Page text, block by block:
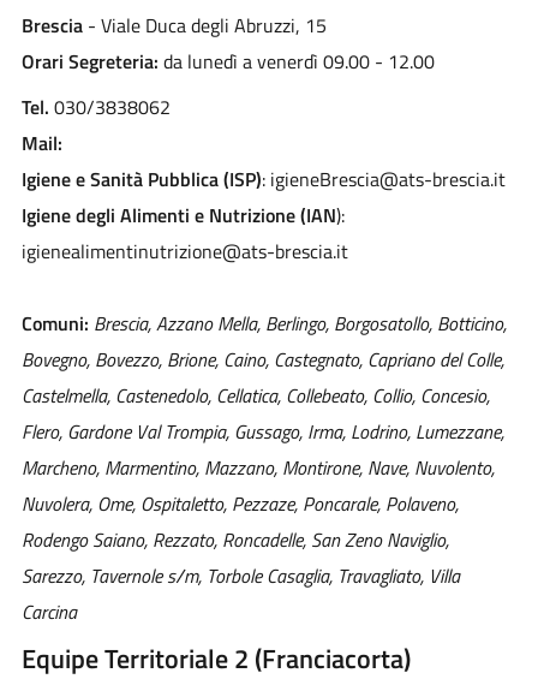
Brescia- Viale Duca degli Abruzzi, 15
Orari Segreteria: da lunedì a venerdì 09.00 - 12.00
Tel. 030/3838062
Mail:
Igiene e Sanità Pubblica (ISP): igieneBrescia@ats-brescia.it
Igiene degli Alimenti e Nutrizione (IAN):
igienealimentinutrizione@ats-brescia.it
Comuni: Brescia, Azzano Mella, Berlingo, Borgosatollo, Botticino,
Bovegno, Bovezzo, Brione, Caino, Castegnato, Capriano del Colle,
Castelmella, Castenedolo, Cellatica, Collebeato, Collio, Concesio,
Flero, Gardone Val Trompia, Gussago, Irma, Lodrino, Lumezzane,
Marcheno, Marmentino, Mazzano, Montirone, Nave, Nuvolento,
Nuvolera, Ome, Ospitaletto, Pezzaze, Poncarale, Polaveno,
Rodengo Saiano, Rezzato, Roncadelle, San Zeno Naviglio,
Sarezzo, Tavernole s/m, Torbole Casaglia, Travagliato, Villa
Carcina
Equipe Territoriale 2 (Franciacorta)